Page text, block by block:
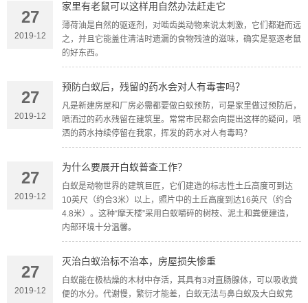
27
2019-12
家里有老鼠可以这样用自然办法赶走它
薄荷油是自然的驱逐剂，对啮齿类动物来说太刺激，它们都避而远
之，并且它能盖住清洁时遗漏的食物残渣的滋味，确实是驱逐老鼠
的好东西。
27
2019-12
预防白蚁后，残留的药水会对人有毒害吗？
凡是新建房屋和厂房必需都要做白蚁预防，可是家里做过预防后，
喷洒过的药水残留在建筑里。常常市民都会向提出这样的疑问，喷
洒的药水持续停留在我家，挥发的药水对人有毒吗？
27
2019-12
为什么要展开白蚁普查工作？
白蚁是动物世界的建筑巨匠，它们建造的标志性土丘高度可到达
10英尺（约合3米）以上，照片中的土丘高度到达16英尺（约合
4.8米）。这种“摩天楼”采用白蚁嚼碎的树枝、泥土和粪便建造，
内部环境十分温馨。
27
2019-12
灭治白蚁治标不治本，房屋损失惨重
白蚁能在极枯燥的木材中存活，其具有3对直肠腺体，可以吸收粪
便的水分。代谢慢，繁衍才能差，白蚁无法与鼻白蚁及大白蚁竞